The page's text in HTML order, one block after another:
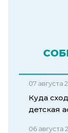
07 августа
Куда
детская
06 августа